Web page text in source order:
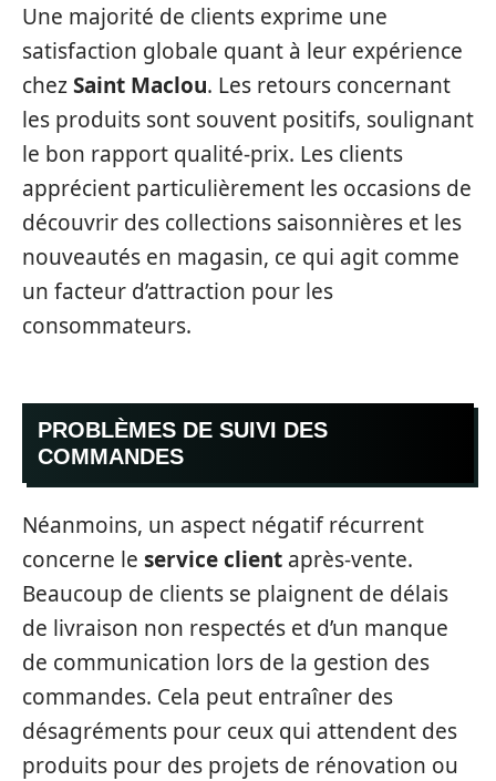
Une majorité de clients exprime une
satisfaction globale quant à leur expérience
chezSaint Maclou. Les retours concernant
les produits sont souvent positifs, soulignant
le bon rapport qualité-prix. Les clients
apprécient particulièrement les occasions de
découvrir des collections saisonnières et les
nouveautés en magasin, ce qui agit comme
un facteur d’attraction pour les
consommateurs.
PROBLÈMES DE SUIVI DES
COMMANDES
Néanmoins, un aspect négatif récurrent
concerne le service client après-vente.
Beaucoup de clients se plaignent de délais
de livraison non respectés et d’un manque
de communication lors de la gestion des
commandes. Cela peut entraîner des
désagréments pour ceux qui attendent des
produits pour des projets de rénovation ou